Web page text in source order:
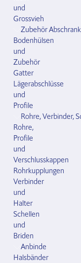
und
Grossvieh
Zubehör
Bodenhülsen
und
Zubehör
Gatter
Lägerabschlüsse
und
Profile
Rohre, Verbinder,
Rohre,
Profile
und
Verschlusskappen
Rohrkupplungen
Verbinder
und
Halter
Schellen
und
Briden
Anbinde
Halsbänder
Krippstück 80 cm
133816.000
CHF 11.00